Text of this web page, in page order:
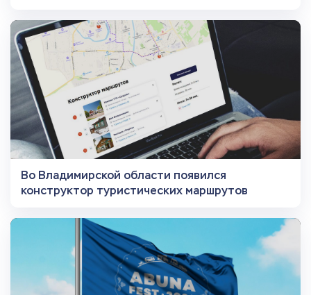
Во Владимирской области появился
конструктор туристических маршрутов